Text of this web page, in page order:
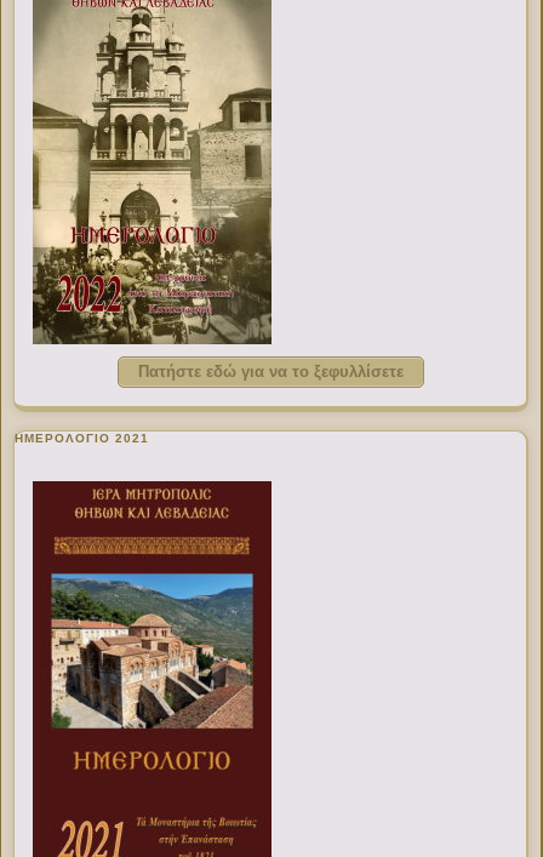
Πατήστε εδώ για να το ξεφυλλίσετε
ΗΜΕΡΟΛΟΓΙΟ 2021